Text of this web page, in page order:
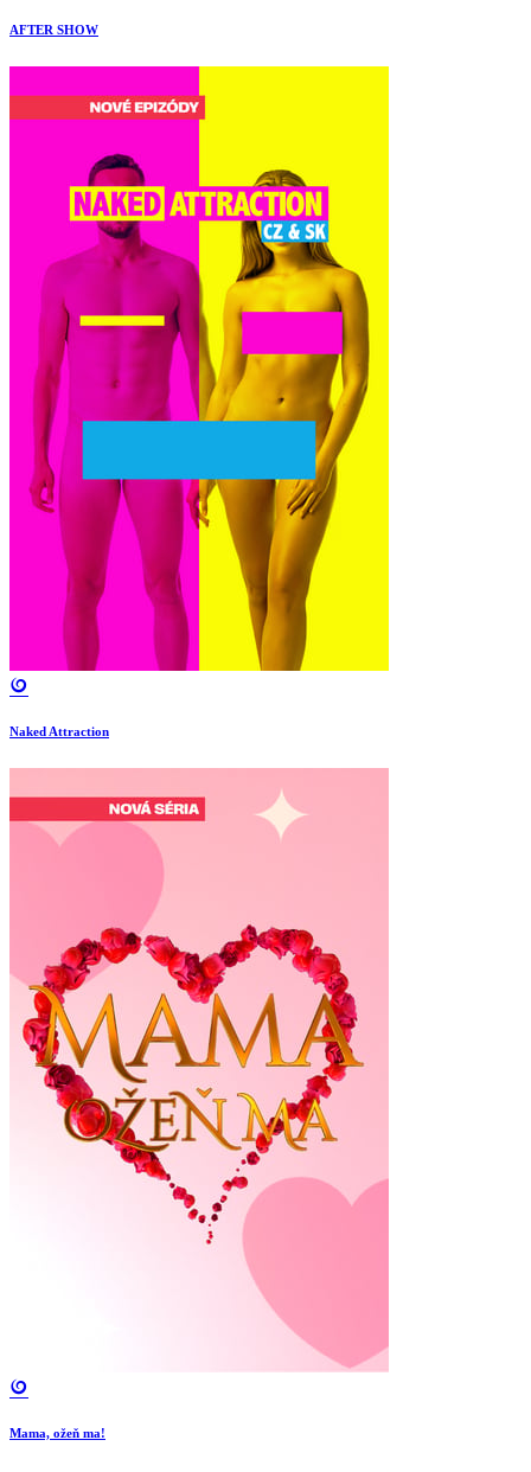
AFTER SHOW
Naked Attraction
Mama, ožeň ma!